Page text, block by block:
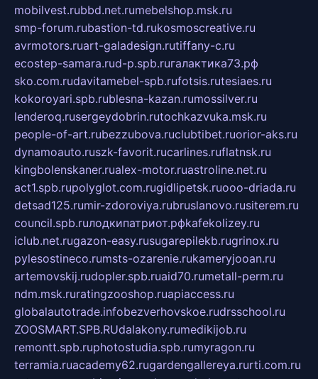
mobilvest.rubbd.net.rumebelshop.msk.ru
smp-forum.rubastion-td.rukosmoscreative.ru
avrmotors.ruart-galadesign.rutiffany-c.ru
ecostep-samara.rud-p.spb.ruгалактика73.рф
sko.com.rudavitamebel-spb.rufotsis.rutesiaes.ru
kokoroyari.spb.rublesna-kazan.rumossilver.ru
lenderoq.rusergeydobrin.rutochkazvuka.msk.ru
people-of-art.rubezzubova.ruclubtibet.ruorior-aks.ru
dynamoauto.ruszk-favorit.rucarlines.ruflatnsk.ru
kingbolenskaner.rualex-motor.ruastroline.net.ru
act1.spb.rupolyglot.com.rugidlipetsk.ruooo-driada.ru
detsad125.rumir-zdoroviya.rubruslanovo.rusiterem.ru
council.spb.ruлодкипатриот.рфkafekolizey.ru
iclub.net.rugazon-easy.rusugarepilekb.rugrinox.ru
pylesostineco.rumsts-ozarenie.rukameryjooan.ru
artemovskij.rudopler.spb.ruaid70.rumetall-perm.ru
ndm.msk.ruratingzooshop.ruapiaccess.ru
globalautotrade.infobezverhovskoe.rudrsschool.ru
ZOOSMART.SPB.RUdalakony.rumedikijob.ru
remontt.spb.ruphotostudia.spb.rumyragon.ru
terramia.ruacademy62.rugardengallereya.rurti.com.ru